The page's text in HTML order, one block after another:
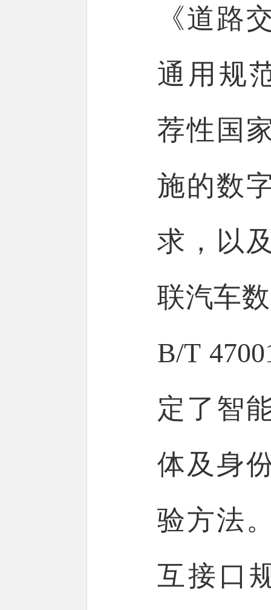
《道路
通用规
荐性国
施的数
求，以
联汽车
B/T
定了智
体及身
验方法
互接口